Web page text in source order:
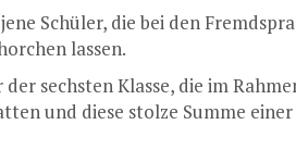
Schüler, die bei den
lassen.
sechsten Klasse, die im
und diese stolze Summe